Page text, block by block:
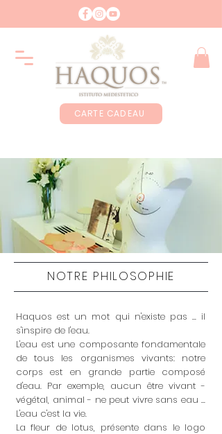
CARTE CADEAU
NOTRE PHILOSOPHIE
Haquos est un mot qui n'existe pas ... il
s'inspire de l'eau.
L'eau est une composante fondamentale
de tous les organismes vivants: notre
corps est en grande partie composé
d'eau. Par exemple, aucun être vivant -
végétal, animal - ne peut vivre sans eau ...
L'eau c'est la vie.
La fleur de lotus, présente dans le logo